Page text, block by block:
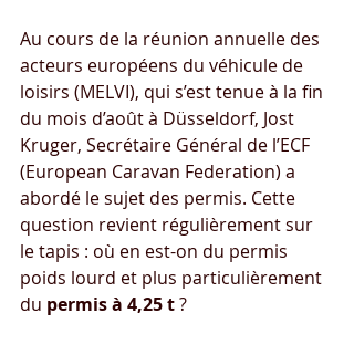
Au cours de la réunion annuelle des
acteurs européens du véhicule de
loisirs (MELVI), qui s’est tenue à la fin
du mois d’août à Düsseldorf, Jost
Kruger, Secrétaire Général de l’ECF
(European Caravan Federation) a
abordé le sujet des permis. Cette
question revient régulièrement sur
le tapis : où en est-on du permis
poids lourd et plus particulièrement
du permis à 4,25 t ?